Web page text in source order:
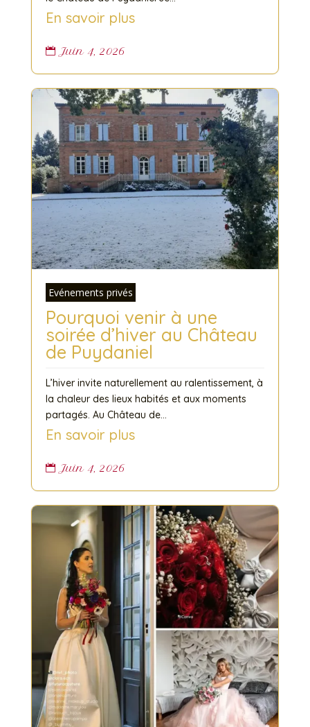
En savoir plus
 Juin 4, 2026
Evénements privés
Pourquoi venir à une
soirée d’hiver au Château
de Puydaniel
L’hiver invite naturellement au ralentissement, à
la chaleur des lieux habités et aux moments
partagés. Au Château de...
En savoir plus
 Juin 4, 2026